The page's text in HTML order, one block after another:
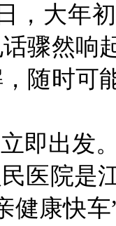
，大年
骤然响
随时可
即出发
医院是
健康快